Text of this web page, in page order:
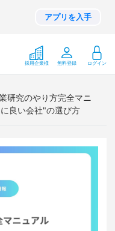
アプリを入手
採用企業様 無料登録 ログイン
研究のやり方完全マニ
良い会社"の選び方